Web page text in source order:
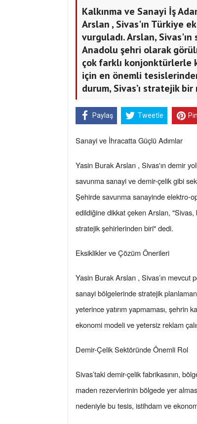
Kalkınma ve Sanayi İş
Arslan , Sivas'ın Türkiye
vurguladı. Arslan,
Anadolu şehri olarak
çok farklı konjonktürlerle
için en önemli
durum, Sivas’ı stratejik
Paylaş Tweetle
Sanayi ve İhracatta Güçlü Adımlar
Yasin Burak Arslan , Sivas'ın demir
savunma sanayi ve demir-çelik gibi
Şehirde savunma sanayinde elektro-
edildiğine dikkat çeken Arslan, "Sivas,
stratejik şehirlerinden biri" dedi.
Eksiklikler ve Çözüm Önerileri
Yasin Burak Arslan , Sivas’ın
sanayi bölgelerinde stratejik
yeterince yatırım yapmaması, şehrin
ekonomi modeli ve yetersiz reklam
Demir-Çelik Sektöründe Önemli Rol
Sivas’taki demir-çelik fabrikasının,
maden rezervlerinin bölgede yer
nedeniyle bu tesis, istihdam ve